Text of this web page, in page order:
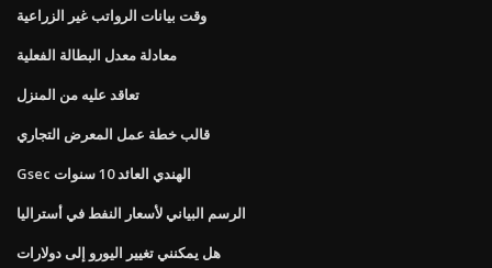
وقت بيانات الرواتب غير الزراعية
معادلة معدل البطالة الفعلية
تعاقد عليه من المنزل
قالب خطة عمل المعرض التجاري
Gsec الهندي العائد 10 سنوات
الرسم البياني لأسعار النفط في أستراليا
هل يمكنني تغيير اليورو إلى دولارات